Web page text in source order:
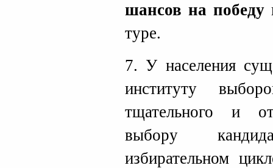
шансов на победу
туре.
7. У населения
институту
тщательного и
выбору
избирательном